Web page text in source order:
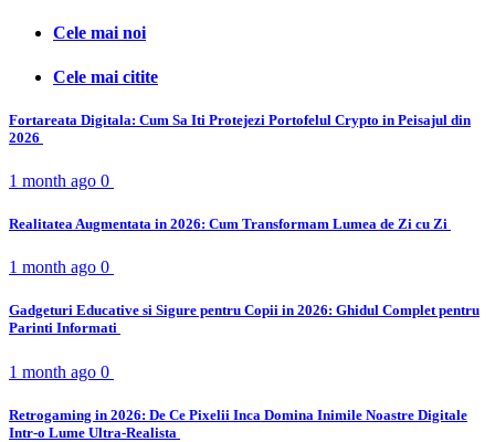
Cele mai noi
Cele mai citite
Fortareata Digitala: Cum Sa Iti Protejezi Portofelul Crypto in Peisajul din
2026
1 month ago 0
Realitatea Augmentata in 2026: Cum Transformam Lumea de Zi cu Zi
1 month ago 0
Gadgeturi Educative si Sigure pentru Copii in 2026: Ghidul Complet pentru
Parinti Informati
1 month ago 0
Retrogaming in 2026: De Ce Pixelii Inca Domina Inimile Noastre Digitale
Intr-o Lume Ultra-Realista